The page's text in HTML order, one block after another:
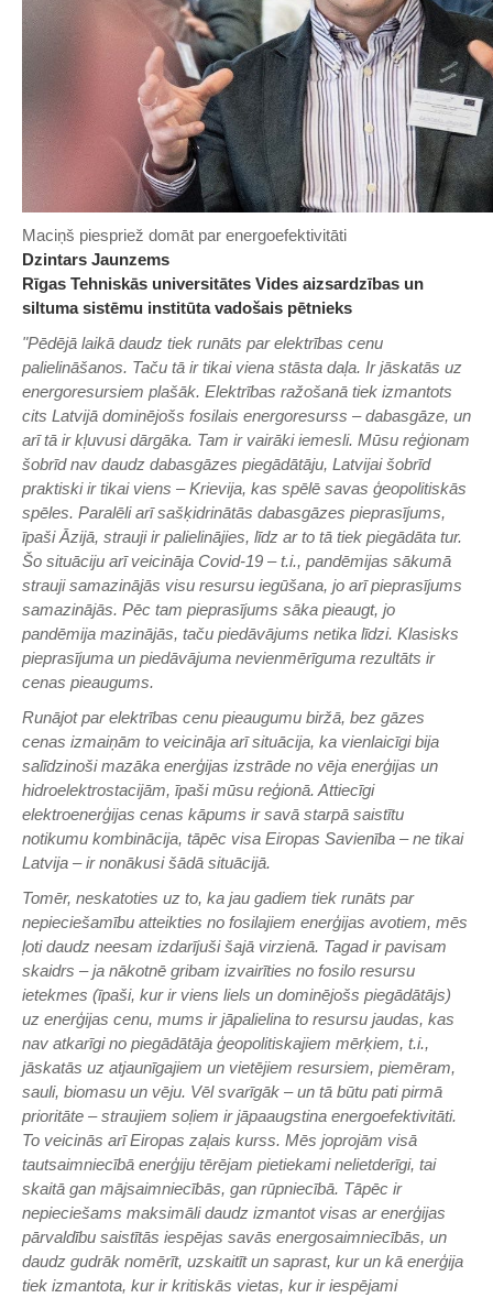
Maciņš piespriež domāt par energoefektivitāti
Dzintars Jaunzems ​
Rīgas Tehniskās universitātes Vides aizsardzības un
siltuma sistēmu institūta vadošais pētnieks
"Pēdējā laikā daudz tiek runāts par elektrības cenu
palielināšanos. Taču tā ir tikai viena stāsta daļa. Ir jāskatās uz
energoresursiem plašāk. Elektrības ražošanā tiek izmantots
cits Latvijā dominējošs fosilais energoresurss – dabasgāze, un
arī tā ir kļuvusi dārgāka. Tam ir vairāki iemesli. Mūsu reģionam
šobrīd nav daudz dabasgāzes piegādātāju, Latvijai šobrīd
praktiski ir tikai viens – Krievija, kas spēlē savas ģeopolitiskās
spēles. Paralēli arī sašķidrinātās dabasgāzes pieprasījums,
īpaši Āzijā, strauji ir palielinājies, līdz ar to tā tiek piegādāta tur.
Šo situāciju arī veicināja Covid-19 – t.i., pandēmijas sākumā
strauji samazinājās visu resursu iegūšana, jo arī pieprasījums
samazinājās. Pēc tam pieprasījums sāka pieaugt, jo
pandēmija mazinājās, taču piedāvājums netika līdzi. Klasisks
pieprasījuma un piedāvājuma nevienmērīguma rezultāts ir
cenas pieaugums.
Runājot par elektrības cenu pieaugumu biržā, bez gāzes
cenas izmaiņām to veicināja arī situācija, ka vienlaicīgi bija
salīdzinoši mazāka enerģijas izstrāde no vēja enerģijas un
hidroelektrostacijām, īpaši mūsu reģionā. Attiecīgi
elektroenerģijas cenas kāpums ir savā starpā saistītu
notikumu kombinācija, tāpēc visa Eiropas Savienība – ne tikai
Latvija – ir nonākusi šādā situācijā.
Tomēr, neskatoties uz to, ka jau gadiem tiek runāts par
nepieciešamību atteikties no fosilajiem enerģijas avotiem, mēs
ļoti daudz neesam izdarījuši šajā virzienā. Tagad ir pavisam
skaidrs – ja nākotnē gribam izvairīties no fosilo resursu
ietekmes (īpaši, kur ir viens liels un dominējošs piegādātājs)
uz enerģijas cenu, mums ir jāpalielina to resursu jaudas, kas
nav atkarīgi no piegādātāja ģeopolitiskajiem mērķiem, t.i.,
jāskatās uz atjaunīgajiem un vietējiem resursiem, piemēram,
sauli, biomasu un vēju. Vēl svarīgāk – un tā būtu pati pirmā
prioritāte – straujiem soļiem ir jāpaaugstina energoefektivitāti.
To veicinās arī Eiropas zaļais kurss. Mēs joprojām visā
tautsaimniecībā enerģiju tērējam pietiekami nelietderīgi, tai
skaitā gan mājsaimniecībās, gan rūpniecībā. Tāpēc ir
nepieciešams maksimāli daudz izmantot visas ar enerģijas
pārvaldību saistītās iespējas savās energosaimniecībās, un
daudz gudrāk nomērīt, uzskaitīt un saprast, kur un kā enerģija
tiek izmantota, kur ir kritiskās vietas, kur ir iespējami